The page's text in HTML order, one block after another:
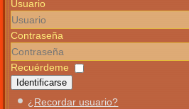
Usuario
Contraseña
Recuérdeme
Identificarse
¿Recordar usuario?